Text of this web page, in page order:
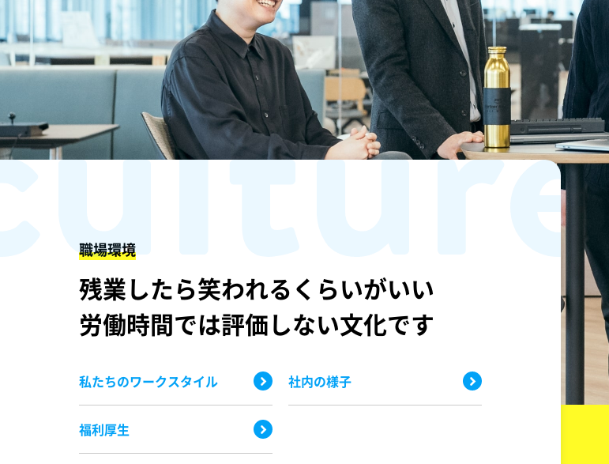
職場環境
残業したら笑われるくらいがいい
労働時間では評価しない文化です
私たちのワークスタイル
福利厚生
社内の様子